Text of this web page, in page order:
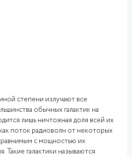
степени излучают все
обычных галактик на
лишь ничтожная доля всей их
поток радиоволн от некоторых
с мощностью их
Такие галактики называются